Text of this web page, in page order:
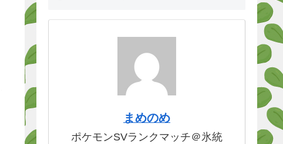
まめのめ
ポケモンSVランクマッチ＠氷統